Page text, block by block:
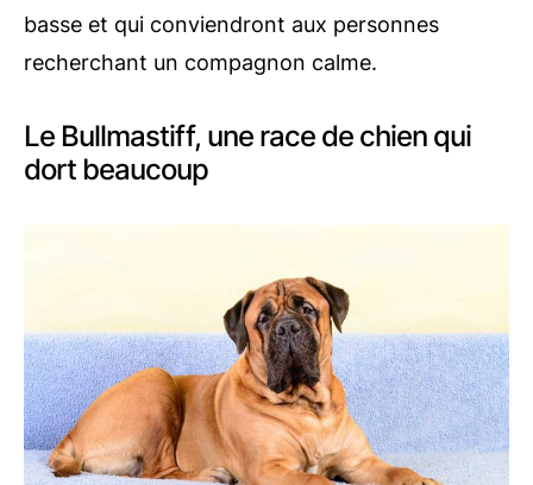
basse et qui conviendront aux personnes
recherchant un compagnon calme.
Le Bullmastiff, une race de chien qui
dort beaucoup